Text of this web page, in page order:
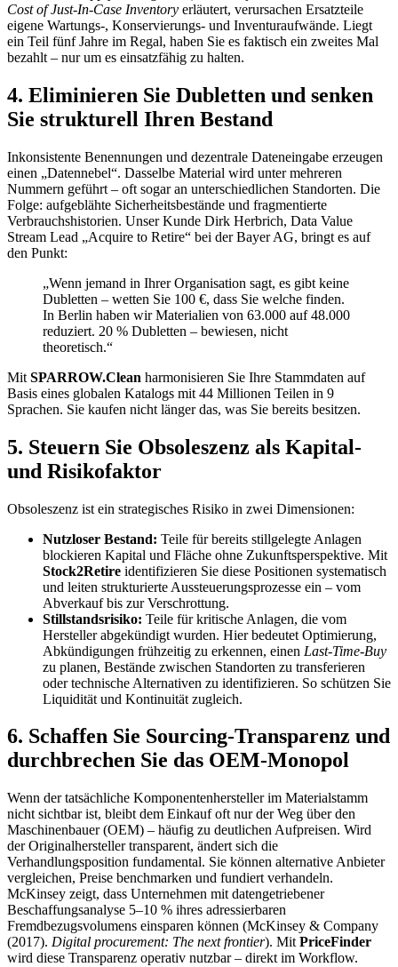
Cost of Just-In-Case Inventory erläutert, verursachen Ersatzteile
eigene Wartungs-, Konservierungs- und Inventuraufwände. Liegt
ein Teil fünf Jahre im Regal, haben Sie es faktisch ein zweites Mal
bezahlt – nur um es einsatzfähig zu halten.
4. Eliminieren Sie Dubletten und senken
Sie strukturell Ihren Bestand
Inkonsistente Benennungen und dezentrale Dateneingabe erzeugen
einen „Datennebel“. Dasselbe Material wird unter mehreren
Nummern geführt – oft sogar an unterschiedlichen Standorten. Die
Folge: aufgeblähte Sicherheitsbestände und fragmentierte
Verbrauchshistorien. Unser Kunde Dirk Herbrich, Data Value
Stream Lead „Acquire to Retire“ bei der Bayer AG, bringt es auf
den Punkt:
„Wenn jemand in Ihrer Organisation sagt, es gibt keine
Dubletten – wetten Sie 100 €, dass Sie welche finden.
In Berlin haben wir Materialien von 63.000 auf 48.000
reduziert. 20 % Dubletten – bewiesen, nicht
theoretisch.“
Mit SPARROW.Clean harmonisieren Sie Ihre Stammdaten auf
Basis eines globalen Katalogs mit 44 Millionen Teilen in 9
Sprachen. Sie kaufen nicht länger das, was Sie bereits besitzen.
5. Steuern Sie Obsoleszenz als Kapital-
und Risikofaktor
Obsoleszenz ist ein strategisches Risiko in zwei Dimensionen:
Nutzloser Bestand: Teile für bereits stillgelegte Anlagen
blockieren Kapital und Fläche ohne Zukunftsperspektive. Mit
Stock2Retire identifizieren Sie diese Positionen systematisch
und leiten strukturierte Aussteuerungsprozesse ein – vom
Abverkauf bis zur Verschrottung.
Stillstandsrisiko: Teile für kritische Anlagen, die vom
Hersteller abgekündigt wurden. Hier bedeutet Optimierung,
Abkündigungen frühzeitig zu erkennen, einen Last-Time-Buy
zu planen, Bestände zwischen Standorten zu transferieren
oder technische Alternativen zu identifizieren. So schützen Sie
Liquidität und Kontinuität zugleich.
6. Schaffen Sie Sourcing-Transparenz und
durchbrechen Sie das OEM-Monopol
Wenn der tatsächliche Komponentenhersteller im Materialstamm
nicht sichtbar ist, bleibt dem Einkauf oft nur der Weg über den
Maschinenbauer (OEM) – häufig zu deutlichen Aufpreisen. Wird
der Originalhersteller transparent, ändert sich die
Verhandlungsposition fundamental. Sie können alternative Anbieter
vergleichen, Preise benchmarken und fundiert verhandeln.
McKinsey zeigt, dass Unternehmen mit datengetriebener
Beschaffungsanalyse 5–10 % ihres adressierbaren
Fremdbezugsvolumens einsparen können (McKinsey & Company
(2017). Digital procurement: The next frontier). Mit PriceFinder
wird diese Transparenz operativ nutzbar – direkt im Workflow.